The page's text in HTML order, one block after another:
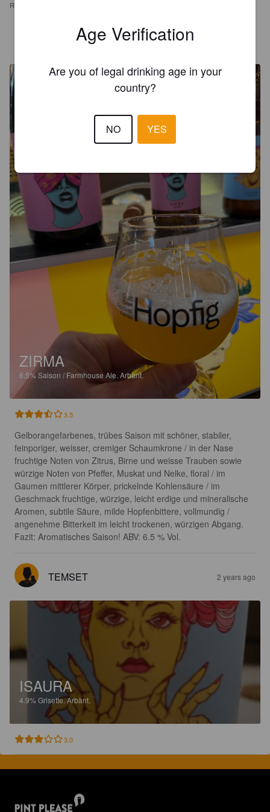
REVIEWS
BEERROCKS
@ Hopfig Craft Beer Festival Aarau
ZIRMA
6.5% Saison / Farmhouse Ale. Arbànt.
3.5
Gelborangefarbenes, trübes Saison mit schöner, stabiler,
feinporiger, weisser, cremiger Schaumkrone / in der Nase
fruchtige Noten von Zitrus, Birne und weisse Trauben sowie
würzige Noten von Pfeffer, Muskat und Nelke, floral / im
Gaumen mittlerer Körper, prickelnde Kohlensäure / im
Geschmack fruchtige, würzige, leicht erdige und mineralische
Aromen, subtile Säure, milde Hopfenbittere, vollmundig /
angenehme Bitterkeit im leicht trockenen, würzigen Abgang.
Fazit: Aromatisches Saison! ABV: 6.5 % Vol.
TEMSET 2 years ago
ISAURA
4.9% Grisette.Arbànt.
3.0
Age Verification
Are you of legal drinking age in your
country?
NO YES